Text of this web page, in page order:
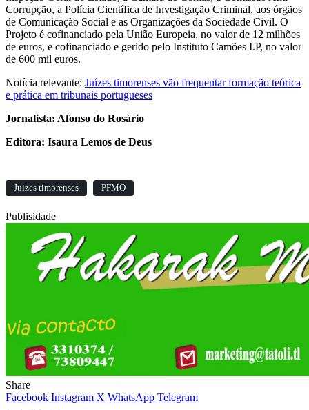
Corrupção, a Polícia Científica de Investigação Criminal, aos órgãos
de Comunicação Social e as Organizações da Sociedade Civil. O
Projeto é cofinanciado pela União Europeia, no valor de 12 milhões
de euros, e cofinanciado e gerido pelo Instituto Camões I.P, no valor
de 600 mil euros.
Notícia relevante: Juízes timorenses vão frequentar formação teórica
e prática em tribunais portugueses
Jornalista: Afonso do Rosário
Editora: Isaura Lemos de Deus
Juizes timorenses PFMO
Publisidade
Share
Facebook Instagram X WhatsApp Telegram